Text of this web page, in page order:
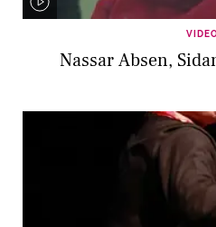
Nassar Absen,